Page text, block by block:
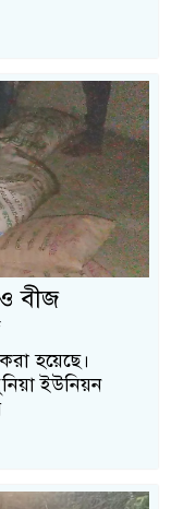
বীজ
হয়েছে।
ইউনিয়ন